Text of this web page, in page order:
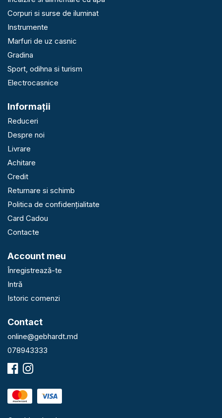
Corpuri si surse de iluminat
Instrumente
Marfuri de uz casnic
Gradina
Sport, odihna si turism
Electrocasnice
Informaţii
Reduceri
Despre noi
Livrare
Achitare
Credit
Returnare si schimb
Politica de confidențialitate
Card Cadou
Contacte
Account meu
Înregistrează-te
Intră
Istoric comenzi
Contact
online@gebhardt.md
078943333